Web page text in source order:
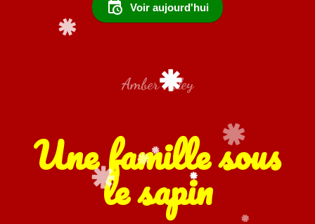
Voir aujourd'hui
Amber Riley
Une famille sous
le sapin